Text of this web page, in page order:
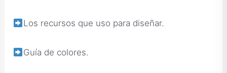
Los recursos que uso para diseñar.
Guía de colores.